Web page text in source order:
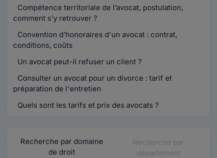
Compétence territoriale de l’avocat, postulation,
comment s’y retrouver ?
Convention d’honoraires d'un avocat : contrat,
conditions, coûts
Un avocat peut-il refuser un client ?
Consulter un avocat pour un divorce : tarif et
préparation de l'entretien
Quels sont les tarifs et prix des avocats ?
Recherche par domaine
de droit
Recherche par
département